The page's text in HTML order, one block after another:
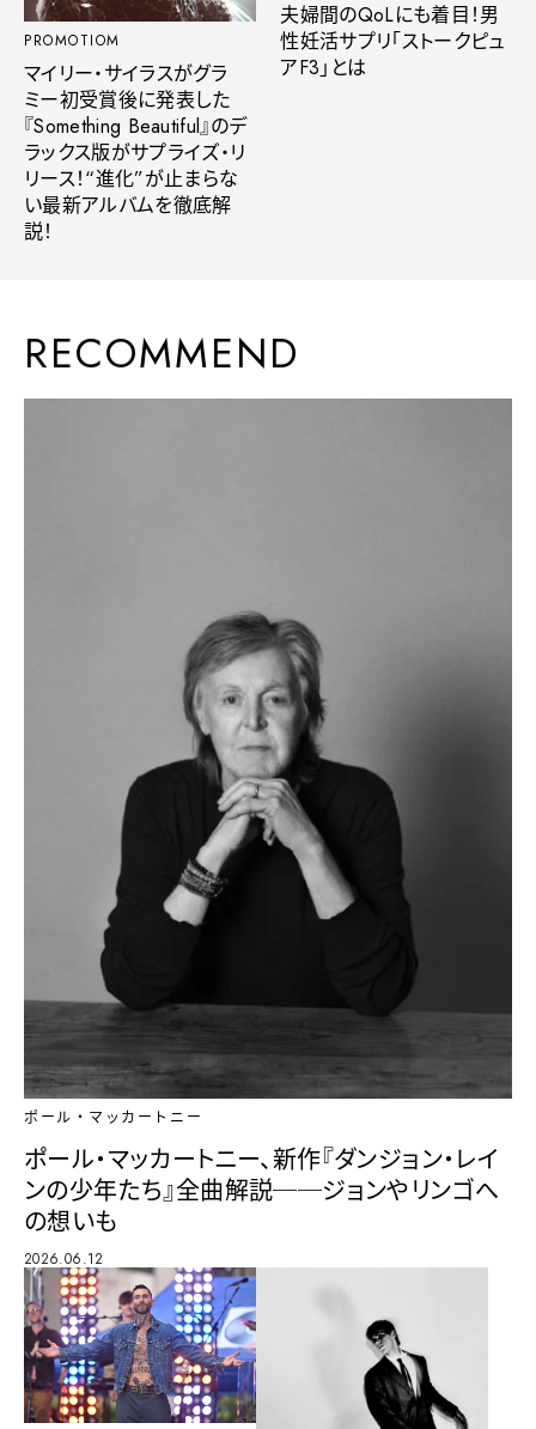
PROMOTIOM
マイリー・サイラスがグラ
ミー初受賞後に発表した
『Something Beautiful』のデ
ラックス版がサプライズ・リ
リース！“進化”が止まらな
い最新アルバムを徹底解
説！
夫婦間のQoLにも着目！男
性妊活サプリ「ストークピュ
アF3」とは
RECOMMEND
ポール・マッカートニー
ポール・マッカートニー、新作『ダンジョン・レイ
ンの少年たち』全曲解説──ジョンやリンゴへ
の想いも
2026.06.12